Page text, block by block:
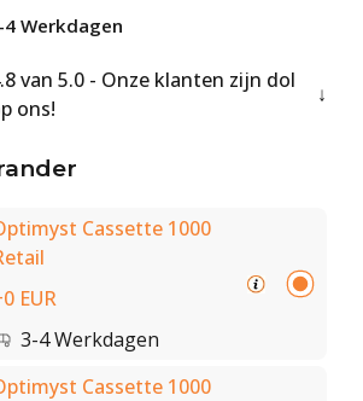
4 Werkdagen
van 5.0 - Onze klanten zijn dol
ons!
Cassette 1000
EUR
3-4 Werkdagen
Cassette 1000